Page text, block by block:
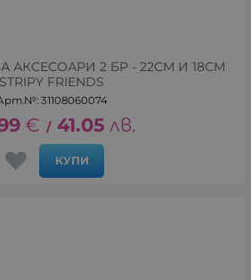
АКСЕСОАРИ 2 БР - 22СМ И 18СМ
STRIPY FRIENDS
31108060074
€ / 41.05 лв.
КУПИ